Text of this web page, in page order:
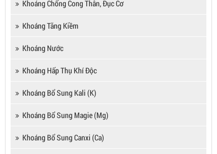
Khoáng Chống Cong Thân, Đục Cơ
Khoáng Tăng Kiềm
Khoáng Nước
Khoáng Hấp Thụ Khí Độc
Khoáng Bổ Sung Kali (K)
Khoáng Bổ Sung Magie (Mg)
Khoáng Bổ Sung Canxi (Ca)